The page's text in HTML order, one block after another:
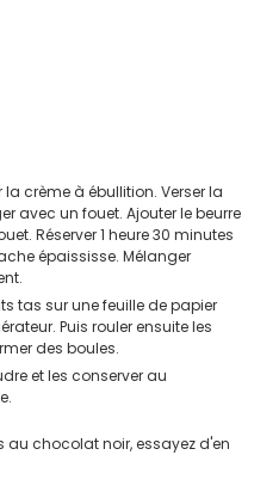
crème à ébullition. Verser la
avec un fouet. Ajouter le beurre
Réserver 1 heure 30 minutes
épaississe. Mélanger
tas sur une feuille de papier
Puis rouler ensuite les
des boules.
et les conserver au
au chocolat noir, essayez d'en